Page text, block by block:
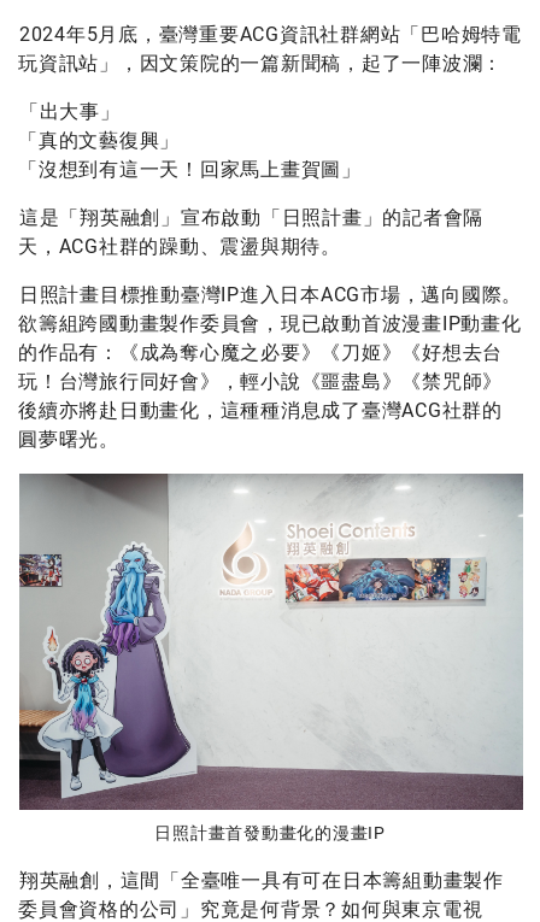
2024年5月底，臺灣重要ACG資訊社群網站「巴哈姆特電
玩資訊站」，因文策院的一篇新聞稿，起了一陣波瀾：
「出大事」
「真的文藝復興」
「沒想到有這一天！回家馬上畫賀圖」
這是「翔英融創」宣布啟動「日照計畫」的記者會隔
天，ACG社群的躁動、震盪與期待。
日照計畫目標推動臺灣IP進入日本ACG市場，邁向國際。
欲籌組跨國動畫製作委員會，現已啟動首波漫畫IP動畫化
的作品有：《成為奪心魔之必要》《刀姬》《好想去台
玩！台灣旅行同好會》，輕小說《噩盡島》《禁咒師》
後續亦將赴日動畫化，這種種消息成了臺灣ACG社群的
圓夢曙光。
日照計畫首發動畫化的漫畫IP
翔英融創，這間「全臺唯一具有可在日本籌組動畫製作
委員會資格的公司」究竟是何背景？如何與東京電視